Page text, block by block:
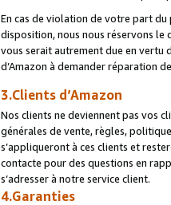
En cas de violation de votre part du
disposition, nous nous réservons
vous serait autrement due en vertu
d’Amazon à demander réparation
3.Clients d’Amazon
Nos clients ne deviennent pas vos
générales de vente, règles,
s’appliqueront à ces clients et
contacte pour des questions en
s’adresser à notre service client.
4.Garanties